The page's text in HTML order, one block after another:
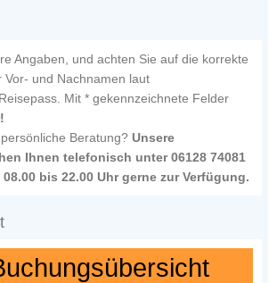
Angaben, und achten Sie auf die korrekte
Vor- und Nachnamen laut
Mit * gekennzeichnete Felder
Beratung? Unsere
Ihnen telefonisch unter 06128 74081
bis 22.00 Uhr gerne zur Verfügung.